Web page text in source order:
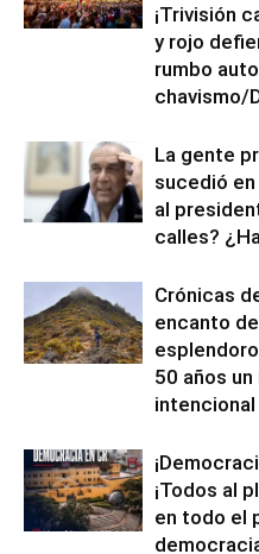
¡Trivisión
y rojo
rumbo
chavismo/
La gente
sucedió
al
calles?
Crónicas
encanto
50 años
¡Todos al
en todo el